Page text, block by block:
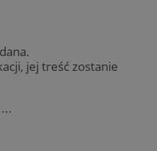
jej treść zostanie